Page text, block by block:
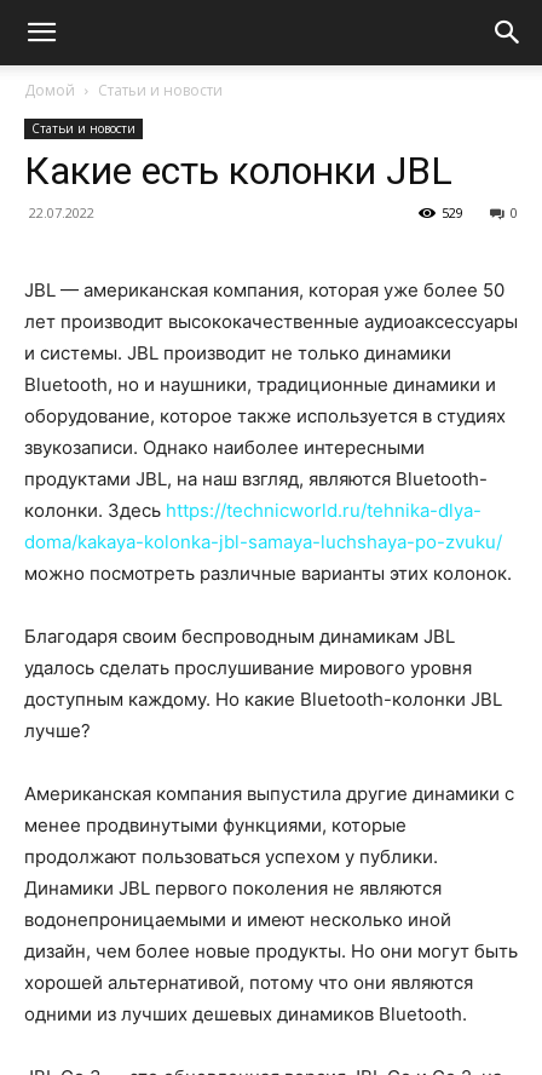
Домой Статьи и новости
Статьи и новости
Какие есть колонки JBL
22.07.2022 0
529
JBL — американская компания, которая уже более 50
лет производит высококачественные аудиоаксессуары
и системы. JBL производит не только динамики
Bluetooth, но и наушники, традиционные динамики и
оборудование, которое также используется в студиях
звукозаписи. Однако наиболее интересными
продуктами JBL, на наш взгляд, являются Bluetooth-
колонки. Здесь https://technicworld.ru/tehnika-dlya-
doma/kakaya-kolonka-jbl-samaya-luchshaya-po-zvuku/
можно посмотреть различные варианты этих колонок.
Благодаря своим беспроводным динамикам JBL
удалось сделать прослушивание мирового уровня
доступным каждому. Но какие Bluetooth-колонки JBL
лучше?
Американская компания выпустила другие динамики с
менее продвинутыми функциями, которые
продолжают пользоваться успехом у публики.
Динамики JBL первого поколения не являются
водонепроницаемыми и имеют несколько иной
дизайн, чем более новые продукты. Но они могут быть
хорошей альтернативой, потому что они являются
одними из лучших дешевых динамиков Bluetooth.